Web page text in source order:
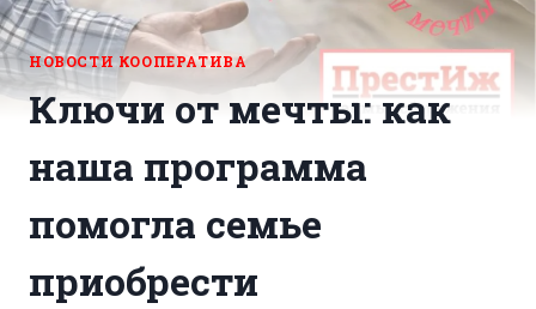
НОВОСТИ КООПЕРАТИВА
Ключи от мечты: как
наша программа
помогла семье
приобрести